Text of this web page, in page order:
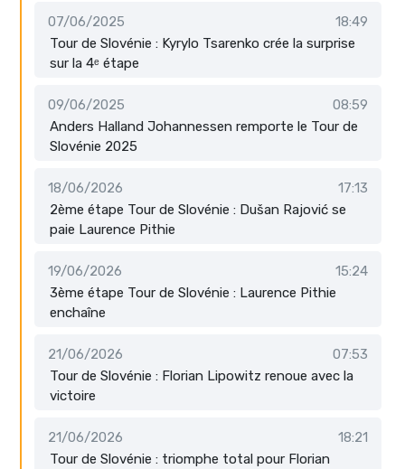
07/06/2025
18:49
Tour de Slovénie : Kyrylo Tsarenko crée la surprise
sur la 4ᵉ étape
09/06/2025
08:59
Anders Halland Johannessen remporte le Tour de
Slovénie 2025
18/06/2026
17:13
2ème étape Tour de Slovénie : Dušan Rajović se
paie Laurence Pithie
19/06/2026
15:24
3ème étape Tour de Slovénie : Laurence Pithie
enchaîne
21/06/2026
07:53
Tour de Slovénie : Florian Lipowitz renoue avec la
victoire
21/06/2026
18:21
Tour de Slovénie : triomphe total pour Florian